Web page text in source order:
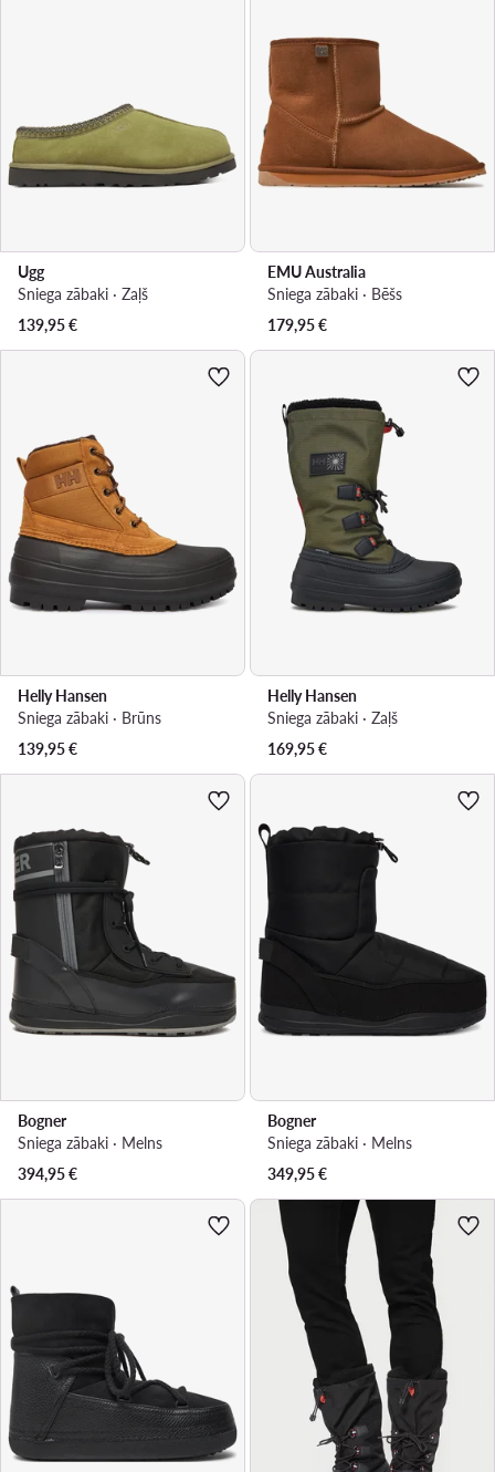
Ugg
Sniega zābaki · Zaļš
139,95€
EMU Australia
Sniega zābaki · Bēšs
179,95€
Helly Hansen
Sniega zābaki · Brūns
139,95€
Helly Hansen
Sniega zābaki · Zaļš
169,95€
Bogner
Sniega zābaki · Melns
394,95€
Bogner
Sniega zābaki · Melns
349,95€